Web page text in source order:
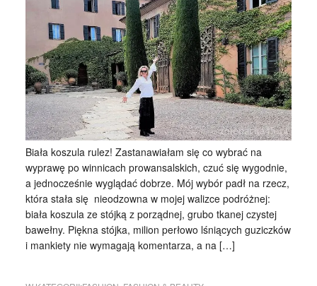
Biała koszula rulez! Zastanawiałam się co wybrać na
wyprawę po winnicach prowansalskich, czuć się wygodnie,
a jednocześnie wyglądać dobrze. Mój wybór padł na rzecz,
która stała się nieodzowna w mojej walizce podróżnej:
biała koszula ze stójką z porządnej, grubo tkanej czystej
bawełny. Piękna stójka, milion perłowo lśniących guziczków
i mankiety nie wymagają komentarza, a na […]